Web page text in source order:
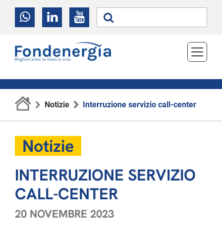
Notizie Interruzione servizio call-center
Notizie
INTERRUZIONE SERVIZIO
CALL-CENTER
20 NOVEMBRE 2023